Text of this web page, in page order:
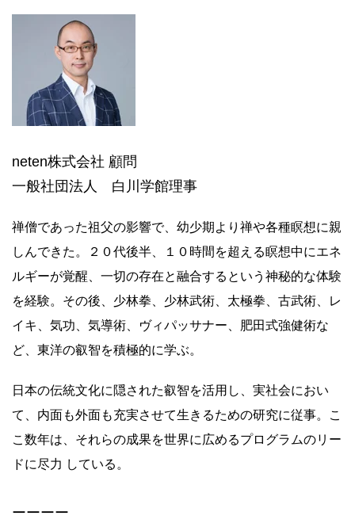
neten株式会社 顧問
一般社団法人 白川学館理事
禅僧であった祖父の影響で、幼少期より禅や各種瞑想に親
しんできた。２０代後半、１０時間を超える瞑想中にエネ
ルギーが覚醒、一切の存在と融合するという神秘的な体験
を経験。その後、少林拳、少林武術、太極拳、古武術、レ
イキ、気功、気導術、ヴィパッサナー、肥田式強健術な
ど、東洋の叡智を積極的に学ぶ。
日本の伝統文化に隠された叡智を活用し、実社会におい
て、内面も外面も充実させて生きるための研究に従事。こ
こ数年は、それらの成果を世界に広めるプログラムのリー
ドに尽力 している。
ーーーー